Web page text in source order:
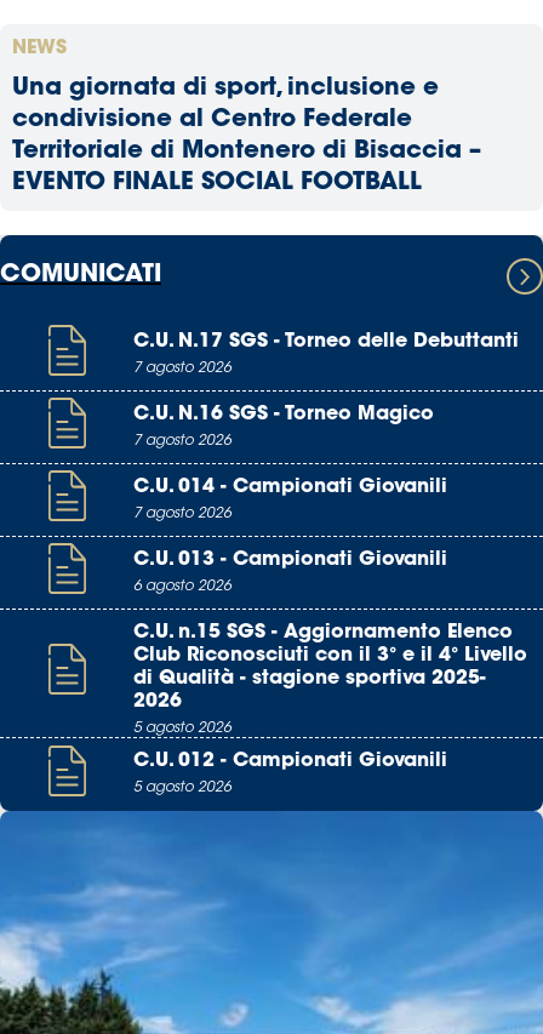
NEWS
Una giornata di sport, inclusione e
condivisione al Centro Federale
Territoriale di Montenero di Bisaccia –
EVENTO FINALE SOCIAL FOOTBALL
COMUNICATI
C.U. N.17 SGS - Torneo delle Debuttanti
7 agosto 2026
C.U. N.16 SGS - Torneo Magico
7 agosto 2026
C.U. 014 - Campionati Giovanili
7 agosto 2026
C.U. 013 - Campionati Giovanili
6 agosto 2026
C.U. n.15 SGS - Aggiornamento Elenco
Club Riconosciuti con il 3° e il 4° Livello
di Qualità - stagione sportiva 2025-
2026
5 agosto 2026
C.U. 012 - Campionati Giovanili
5 agosto 2026